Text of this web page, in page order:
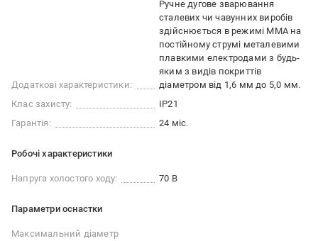
Додаткові характеристики:
Ручне дугове зварювання
сталевих чи чавунних виробів
здійснюється в режимі ММА на
постійному струмі металевими
плавкими електродами з будь-
яким з видів покриттів
діаметром від 1,6 мм до 5,0 мм.
Клас захисту:
IP21
Гарантія:
24 міс.
Робочі характеристики
Напруга холостого ходу: 70 В
Параметри оснастки
Максимальний діаметр